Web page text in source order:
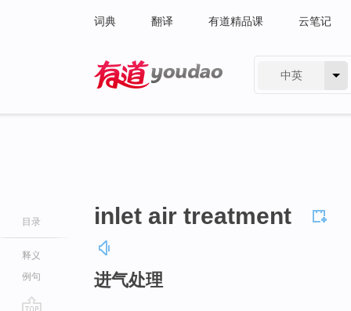
词典 翻译 有道精品课 云笔记
中英
目录
释义
例句
inlet air treatment
进气处理